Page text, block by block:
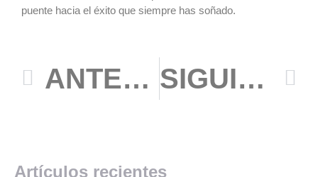
puente hacia el éxito que siempre has soñado.
ANTERIOR SIGUIENTE
Artículos recientes